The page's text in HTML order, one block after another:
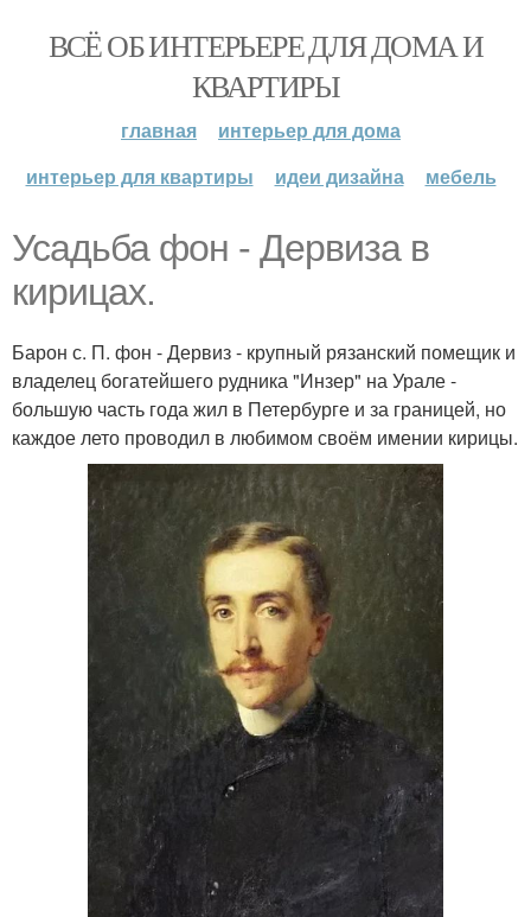
ВСЁ ОБ ИНТЕРЬЕРЕ ДЛЯ ДОМА И
КВАРТИРЫ
главная
интерьер для дома
интерьер для квартиры
идеи дизайна мебель
Усадьба фон - Дервиза в
кирицах.
Барон с. П. фон - Дервиз - крупный рязанский помещик и
владелец богатейшего рудника "Инзер" на Урале -
большую часть года жил в Петербурге и за границей, но
каждое лето проводил в любимом своём имении кирицы.